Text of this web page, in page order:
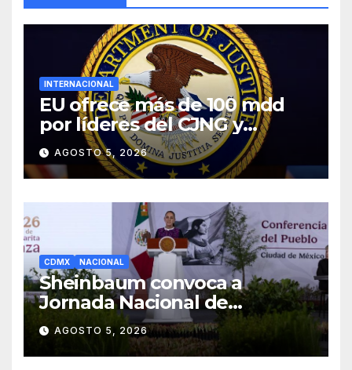
INTERNACIONAL
EU ofrece más de 100 mdd
por líderes del CJNG y
presenta nuevos cargos
AGOSTO 5, 2026
CDMX NACIONAL
Sheinbaum convoca a
Jornada Nacional de
Reforestación el 9 de agosto
AGOSTO 5, 2026